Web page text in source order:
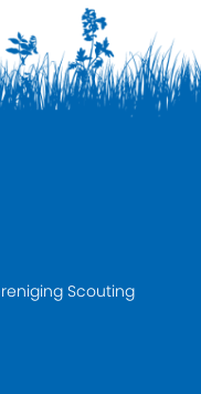
Scouting